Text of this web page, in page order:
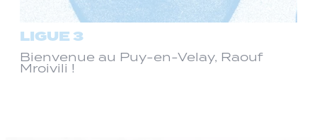
LIGUE 3
Bienvenue au Puy-en-Velay, Raouf
Mroivili !